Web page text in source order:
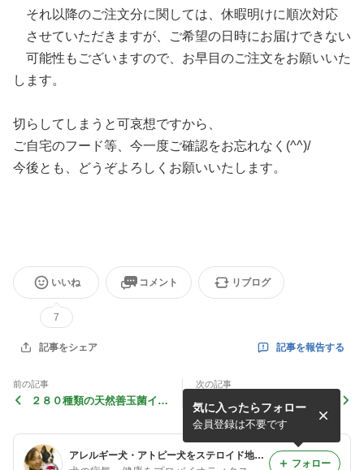
それ以降のご注文分に関しては、休暇明けに順次対応
させていただきますが、ご希望の日時にお届けできない
可能性もございますので、お早目のご注文をお願いいた
します。
切らしてしまうと可哀想ですから、
ご自宅のフード等、今一度ご確認をお忘れなく(^^)/
今後とも、どうぞよろしくお願いいたします。
いいね
7
コメント リブログ
記事をシェア 記事を報告する
前の記事
２８０種類の天然善玉菌イオ
次の記事
アレルギー犬・アトピー犬をステロイド地獄から救いたい｜犬の病気（皮膚疾患）は改善出来る。
気に入ったらフォロー
会員登録は不要です
フォロー